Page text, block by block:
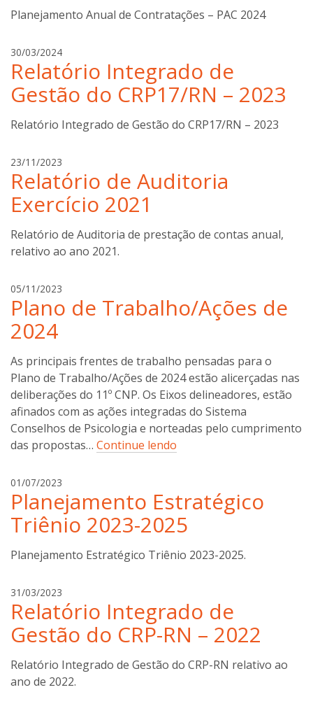
o
o
s
t
Planejamento Anual de Contratações – PAC 2024
30/03/2024g
i
l
d
o
o
s
t
Relatório Integrado de
Gestão do CRP17/RN – 2023
Relatório Integrado de Gestão do CRP17/RN – 2023
23/11/2023
i
l
d
o
n
t
Relatório de Auditoria
Exercício 2021
Relatório de Auditoria de prestação de contas anual,
relativo ao ano 2021.
05/11/2023
i
l
o
n
c
o
s
t
Plano de Trabalho/Ações de
2024
As principais frentes de trabalho pensadas para o
Plano de Trabalho/Ações de 2024 estão alicerçadas nas
deliberações do 11º CNP. Os Eixos delineadores, estão
afinados com as ações integradas do Sistema
Conselhos de Psicologia e norteadas pelo cumprimento
das propostas… Continue lendo
01/07/2023
i
l
o
o
s
t
Planejamento Estratégico
Triênio 2023-2025
Planejamento Estratégico Triênio 2023-2025.
31/03/2023
i
l
d
o
n
Relatório Integrado de
Gestão do CRP-RN – 2022
Relatório Integrado de Gestão do CRP-RN relativo ao
ano de 2022.